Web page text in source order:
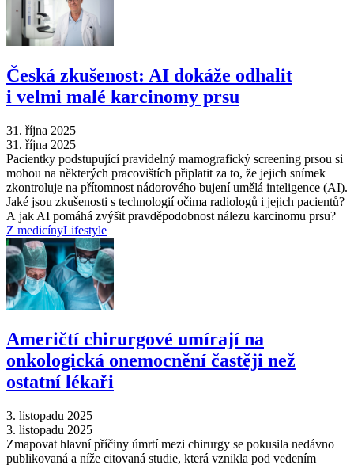
Česká zkušenost: AI dokáže odhalit
i velmi malé karcinomy prsu
31. října 2025
31. října 2025
Pacientky podstupující pravidelný mamografický screening prsou si
mohou na některých pracovištích připlatit za to, že jejich snímek
zkontroluje na přítomnost nádorového bujení umělá inteligence (AI).
Jaké jsou zkušenosti s technologií očima radiologů i jejich pacientů?
A jak AI pomáhá zvýšit pravděpodobnost nálezu karcinomu prsu?
Z medicínyLifestyle
Američtí chirurgové umírají na
onkologická onemocnění častěji než
ostatní lékaři
3. listopadu 2025
3. listopadu 2025
Zmapovat hlavní příčiny úmrtí mezi chirurgy se pokusila nedávno
publikovaná a níže citovaná studie, která vznikla pod vedením